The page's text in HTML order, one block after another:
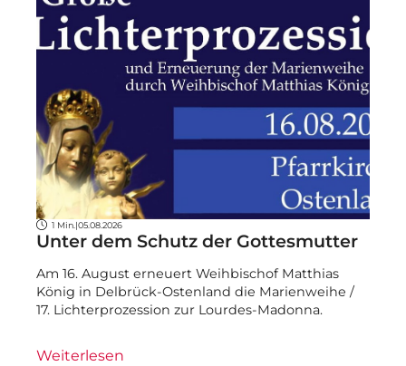
1 Min. |05.08.2026
Unter dem Schutz der Gottesmutter
Am 16. August erneuert Weihbischof Matthias
König in Delbrück-Ostenland die Marienweihe /
17. Lichterprozession zur Lourdes-Madonna.
Weiterlesen